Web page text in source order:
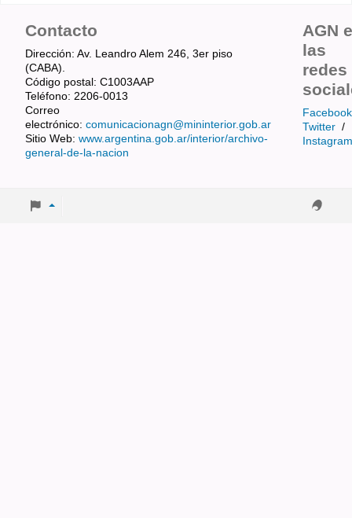
Contacto
Dirección: Av. Leandro Alem 246, 3er piso
(CABA).
Código postal: C1003AAP
Teléfono: 2206-0013
Correo
electrónico: comunicacionagn@mininterior.gob.ar
Sitio Web: www.argentina.gob.ar/interior/archivo-
general-de-la-nacion
AGN
las
redes
Facebook
Twitter /
Instagram